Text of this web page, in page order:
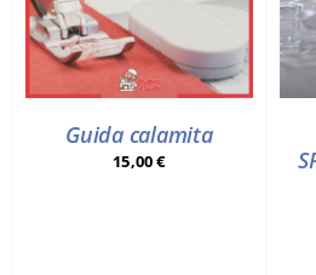
Guida calamita
15,00€